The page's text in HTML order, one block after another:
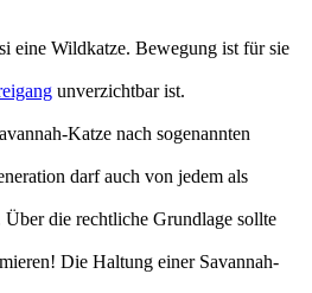
eine Wildkatze. Bewegung ist für sie
unverzichtbar ist.
Katze nach sogenannten
darf auch von jedem als
Über die rechtliche Grundlage sollte
Die Haltung einer Savannah-